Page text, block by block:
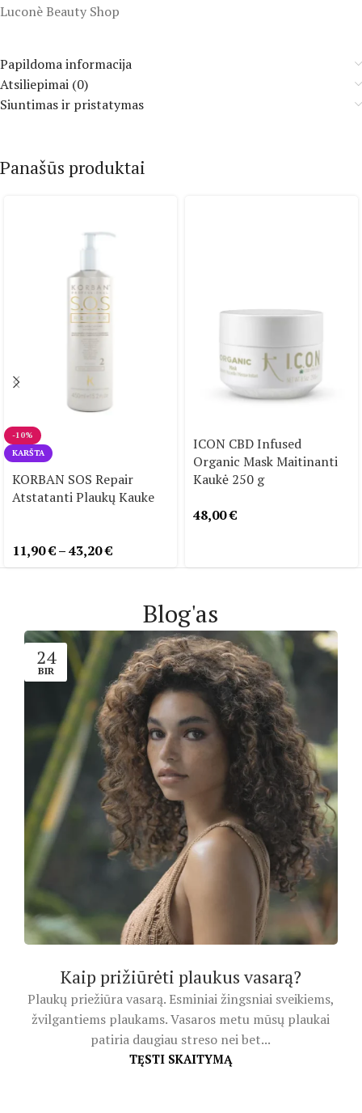
Luconè Beauty Shop
Papildoma informacija
Atsiliepimai (0)
Siuntimas ir pristatymas
Panašūs produktai
-10%
KARŠTA
KORBAN SOS Repair
Atstatanti Plaukų Kauke
11,90€–43,20€
ICON CBD Infused
Organic Mask Maitinanti
Kaukė 250 g
48,00€
Blog'as
24
BIR
Kaip prižiūrėti plaukus vasarą?
Plaukų priežiūra vasarą. Esminiai žingsniai sveikiems,
žvilgantiems plaukams. Vasaros metu mūsų plaukai
patiria daugiau streso nei bet...
TĘSTI SKAITYMĄ